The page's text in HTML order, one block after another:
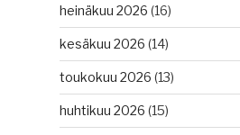
heinäkuu 2026 (16)
kesäkuu 2026 (14)
toukokuu 2026 (13)
huhtikuu 2026 (15)